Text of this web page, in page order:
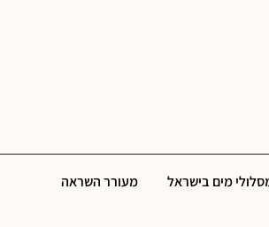
מים בישראל
מעורר השראה